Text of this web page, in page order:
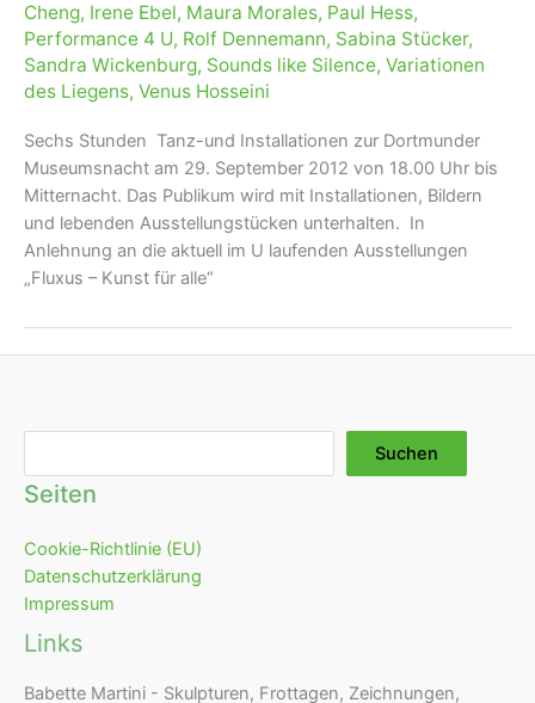
Cheng, Irene Ebel, Maura Morales, Paul Hess,
Performance 4 U, Rolf Dennemann, Sabina Stücker,
Sandra Wickenburg, Sounds like Silence, Variationen
des Liegens, Venus Hosseini
Sechs Stunden Tanz-und Installationen zur Dortmunder
Museumsnacht am 29. September 2012 von 18.00 Uhr bis
Mitternacht. Das Publikum wird mit Installationen, Bildern
und lebenden Ausstellungstücken unterhalten. In
Anlehnung an die aktuell im U laufenden Ausstellungen
„Fluxus – Kunst für alle“
Suchen
Seiten
Cookie-Richtlinie (EU)
Datenschutzerklärung
Impressum
Links
Babette Martini - Skulpturen, Frottagen, Zeichnungen,